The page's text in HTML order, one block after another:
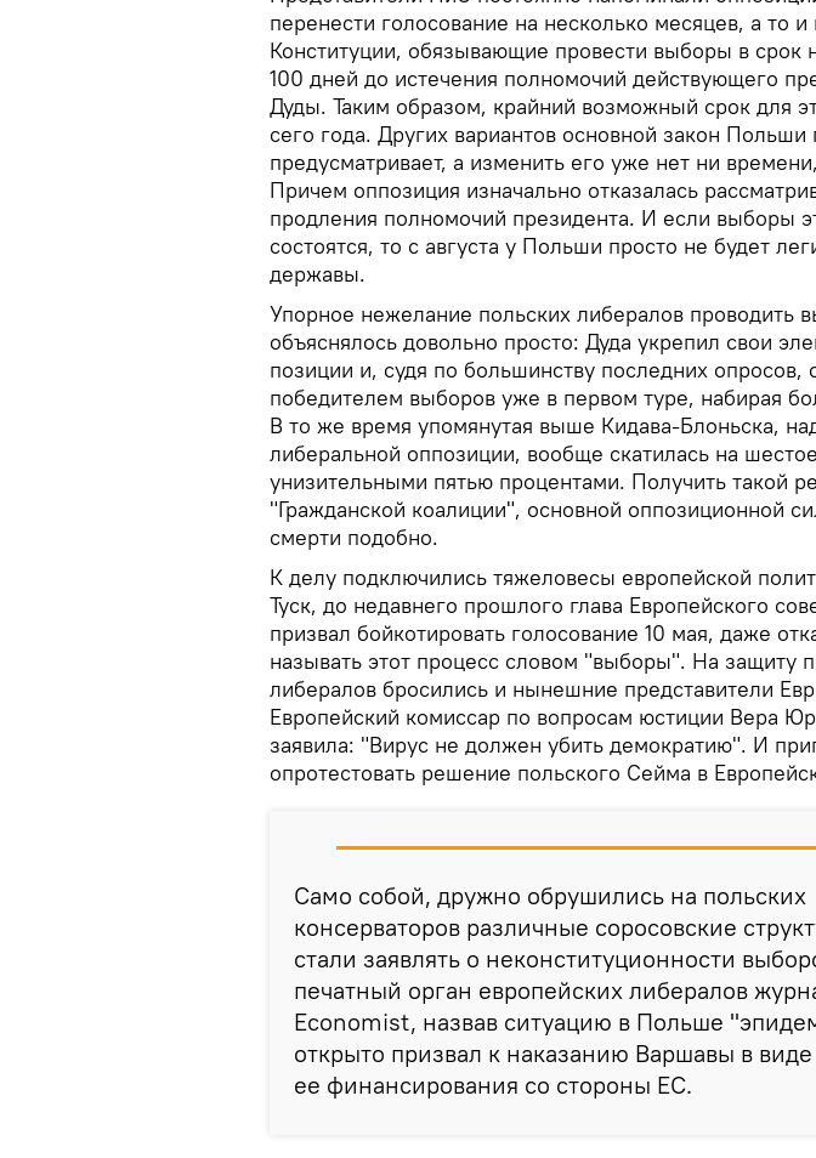
перенести голосование на несколько месяцев, а то
Конституции, обязывающие провести выборы в срок
100 дней до истечения полномочий действующего
Дуды. Таким образом, крайний возможный срок для
сего года. Других вариантов основной закон Польши
предусматривает, а изменить его уже нет ни
Причем оппозиция изначально отказалась
продления полномочий президента. И если выборы
состоятся, то с августа у Польши просто не будет
державы.
Упорное нежелание польских либералов проводить
объяснялось довольно просто: Дуда укрепил свои
позиции и, судя по большинству последних опросов,
победителем выборов уже в первом туре, набирая
В то же время упомянутая выше Кидава-Блоньска,
либеральной оппозиции, вообще скатилась на
унизительными пятью процентами. Получить такой
"Гражданской коалиции", основной оппозиционной
смерти подобно.
К делу подключились тяжеловесы европейской
Туск, до недавнего прошлого глава Европейского
призвал бойкотировать голосование 10 мая, даже
называть этот процесс словом "выборы". На защиту
либералов бросились и нынешние представители
Европейский комиссар по вопросам юстиции Вера
заявила: "Вирус не должен убить демократию". И
опротестовать решение польского Сейма в
Само собой, дружно обрушились на польских
консерваторов различные соросовские
стали заявлять о неконституционности
печатный орган европейских либералов
Economist, назвав ситуацию в Польше
открыто призвал к наказанию Варшавы в
ее финансирования со стороны ЕС.